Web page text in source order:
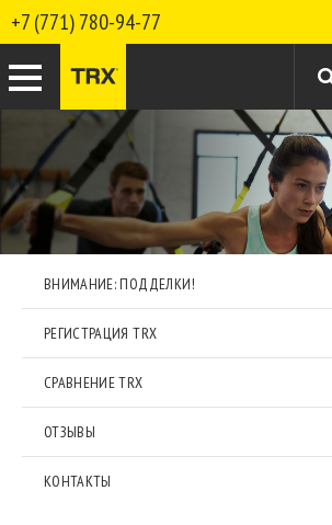
+7 (771) 780-94-77
ВНИМАНИЕ: ПОДДЕЛКИ!
РЕГИСТРАЦИЯ TRX
СРАВНЕНИЕ TRX
ОТЗЫВЫ
КОНТАКТЫ